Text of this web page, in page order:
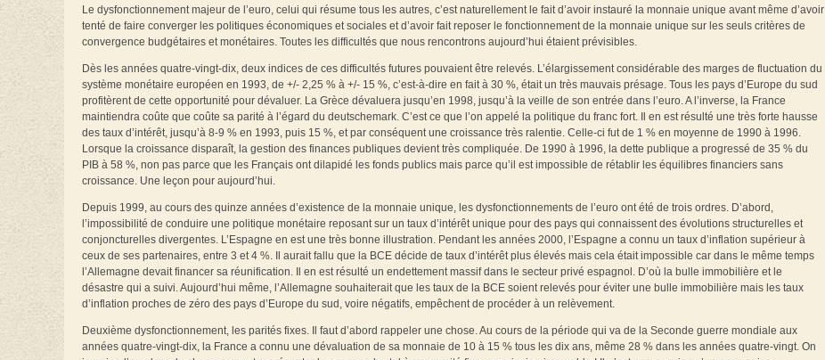
Le dysfonctionnement majeur de l’euro, celui qui résume tous les autres, c’est naturellement le fait d’avoir instauré la monnaie unique avant même d’avoir
tenté de faire converger les politiques économiques et sociales et d’avoir fait reposer le fonctionnement de la monnaie unique sur les seuls critères de
convergence budgétaires et monétaires. Toutes les difficultés que nous rencontrons aujourd’hui étaient prévisibles.
Dès les années quatre-vingt-dix, deux indices de ces difficultés futures pouvaient être relevés. L’élargissement considérable des marges de fluctuation du
système monétaire européen en 1993, de +/- 2,25 % à +/- 15 %, c’est-à-dire en fait à 30 %, était un très mauvais présage. Tous les pays d’Europe du sud
profitèrent de cette opportunité pour dévaluer. La Grèce dévaluera jusqu’en 1998, jusqu’à la veille de son entrée dans l’euro. A l’inverse, la France
maintiendra coûte que coûte sa parité à l’égard du deutschemark. C’est ce que l’on appelé la politique du franc fort. Il en est résulté une très forte hausse
des taux d’intérêt, jusqu’à 8-9 % en 1993, puis 15 %, et par conséquent une croissance très ralentie. Celle-ci fut de 1 % en moyenne de 1990 à 1996.
Lorsque la croissance disparaît, la gestion des finances publiques devient très compliquée. De 1990 à 1996, la dette publique a progressé de 35 % du
PIB à 58 %, non pas parce que les Français ont dilapidé les fonds publics mais parce qu’il est impossible de rétablir les équilibres financiers sans
croissance. Une leçon pour aujourd’hui.
Depuis 1999, au cours des quinze années d’existence de la monnaie unique, les dysfonctionnements de l’euro ont été de trois ordres. D’abord,
l’impossibilité de conduire une politique monétaire reposant sur un taux d’intérêt unique pour des pays qui connaissent des évolutions structurelles et
conjoncturelles divergentes. L’Espagne en est une très bonne illustration. Pendant les années 2000, l’Espagne a connu un taux d’inflation supérieur à
ceux de ses partenaires, entre 3 et 4 %. Il aurait fallu que la BCE décide de taux d’intérêt plus élevés mais cela était impossible car dans le même temps
l’Allemagne devait financer sa réunification. Il en est résulté un endettement massif dans le secteur privé espagnol. D’où la bulle immobilière et le
désastre qui a suivi. Aujourd’hui même, l’Allemagne souhaiterait que les taux de la BCE soient relevés pour éviter une bulle immobilière mais les taux
d’inflation proches de zéro des pays d’Europe du sud, voire négatifs, empêchent de procéder à un relèvement.
Deuxième dysfonctionnement, les parités fixes. Il faut d’abord rappeler une chose. Au cours de la période qui va de la Seconde guerre mondiale aux
années quatre-vingt-dix, la France a connu une dévaluation de sa monnaie de 10 à 15 % tous les dix ans, même 28 % dans les années quatre-vingt. On